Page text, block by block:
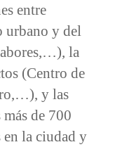
entre
urbano y del
la
(Centro de
y las
de 700
en la ciudad y